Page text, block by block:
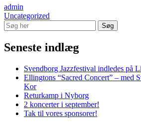
admin
Uncategorized
Seneste indlæg
Svendborg Jazzfestival indledes på
Ellingtons “Sacred Concert” – med
Kor
Returkamp i Nyborg
2 koncerter i september!
Tak til vores sponsorer!